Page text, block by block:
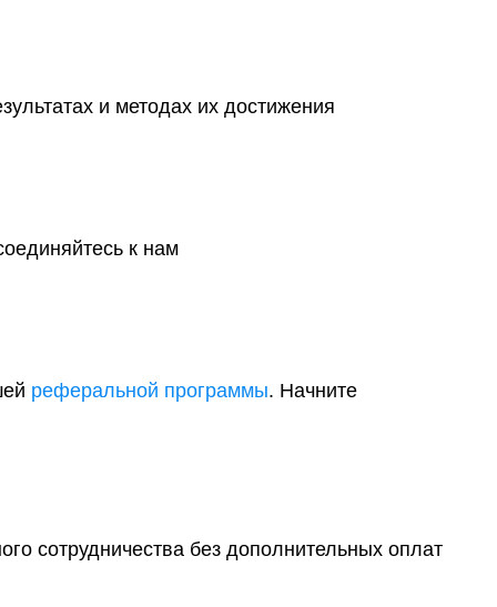
и методах их достижения
к нам
реферальной программы. Начните
сотрудничества без дополнительных оплат